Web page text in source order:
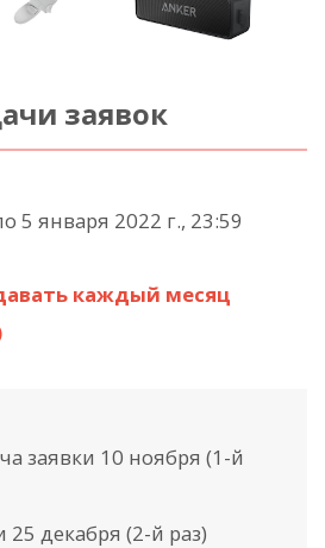
заявок
5 января 2022 г., 23:59
каждый месяц
заявки 10 ноября (1-й
25 декабря (2-й раз)